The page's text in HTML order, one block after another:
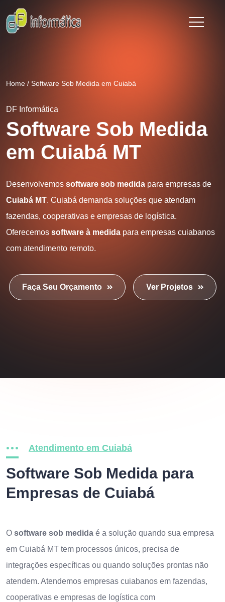
Home / Software Sob Medida em Cuiabá
DF Informática
Software Sob Medida
em Cuiabá MT
Desenvolvemos software sob medida para empresas de
Cuiabá MT. Cuiabá demanda soluções que atendam
fazendas, cooperativas e empresas de logística.
Oferecemos software à medida para empresas cuiabanos
com atendimento remoto.
Faça Seu Orçamento Ver Projetos
Atendimento em Cuiabá
Software Sob Medida para
Empresas de Cuiabá
O software sob medida é a solução quando sua empresa
em Cuiabá MT tem processos únicos, precisa de
integrações específicas ou quando soluções prontas não
atendem. Atendemos empresas cuiabanos em fazendas,
cooperativas e empresas de logística com